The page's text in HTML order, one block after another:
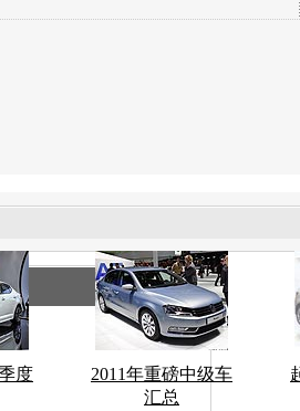
度
2011年重磅中级车
汇总